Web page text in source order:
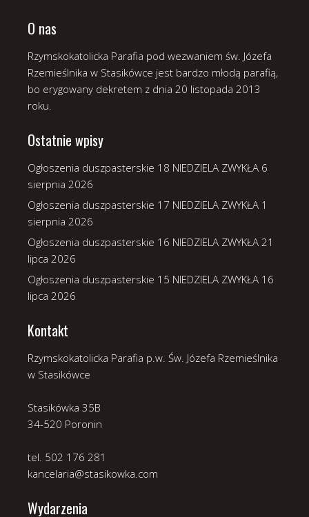
O nas
Rzymskokatolicka Parafia pod wezwaniem św. Józefa
Rzemieślnika w Stasikówce jest bardzo młodą parafią,
bo erygowany dekretem z dnia 20 listopada 2013
roku.
Ostatnie wpisy
Ogłoszenia duszpasterskie 18 NIEDZIELA ZWYKŁA 6
sierpnia 2026
Ogłoszenia duszpasterskie 17 NIEDZIELA ZWYKŁA 1
sierpnia 2026
Ogłoszenia duszpasterskie 16 NIEDZIELA ZWYKŁA 21
lipca 2026
Ogłoszenia duszpasterskie 15 NIEDZIELA ZWYKŁA 16
lipca 2026
Kontakt
Rzymskokatolicka Parafia p.w. Św. Józefa Rzemieślnika
w Stasikówce
Stasikówka 35B
34-520 Poronin
tel. 502 176 281
kancelaria@stasikowka.com
Wydarzenia